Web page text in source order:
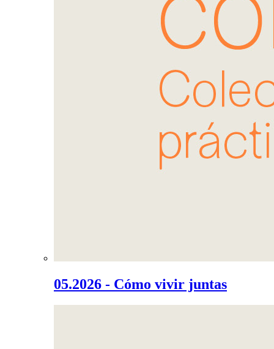
05.2026 - Cómo vivir juntas